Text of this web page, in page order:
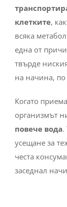
клетките,
всяка
една от
твърде
на начина, по
Когато
организмът
повече вода.
усещане за
честа
заседнал